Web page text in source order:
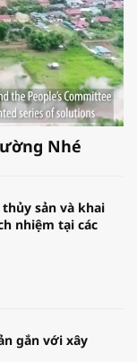
Nhé
sản và khai
nhiệm tại các
gắn với xây